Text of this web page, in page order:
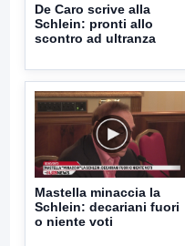
De Caro scrive alla
Schlein: pronti allo
scontro ad ultranza
Mastella minaccia la
Schlein: decariani fuori
o niente voti